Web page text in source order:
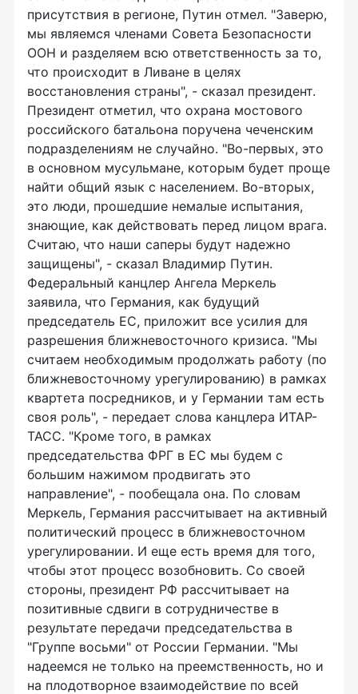
присутствия в регионе, Путин отмел. "Заверю,
мы являемся членами Совета Безопасности
ООН и разделяем всю ответственность за то,
что происходит в Ливане в целях
восстановления страны", - сказал президент.
Президент отметил, что охрана мостового
российского батальона поручена чеченским
подразделениям не случайно. "Во-первых, это
в основном мусульмане, которым будет проще
найти общий язык с населением. Во-вторых,
это люди, прошедшие немалые испытания,
знающие, как действовать перед лицом врага.
Считаю, что наши саперы будут надежно
защищены", - сказал Владимир Путин.
Федеральный канцлер Ангела Меркель
заявила, что Германия, как будущий
председатель ЕС, приложит все усилия для
разрешения ближневосточного кризиса. "Мы
считаем необходимым продолжать работу (по
ближневосточному урегулированию) в рамках
квартета посредников, и у Германии там есть
своя роль", - передает слова канцлера ИТАР-
ТАСС. "Кроме того, в рамках
председательства ФРГ в ЕС мы будем с
большим нажимом продвигать это
направление", - пообещала она. По словам
Меркель, Германия рассчитывает на активный
политический процесс в ближневосточном
урегулировании. И еще есть время для того,
чтобы этот процесс возобновить. Со своей
стороны, президент РФ рассчитывает на
позитивные сдвиги в сотрудничестве в
результате передачи председательства в
"Группе восьми" от России Германии. "Мы
надеемся не только на преемственность, но и
на плодотворное взаимодействие по всей